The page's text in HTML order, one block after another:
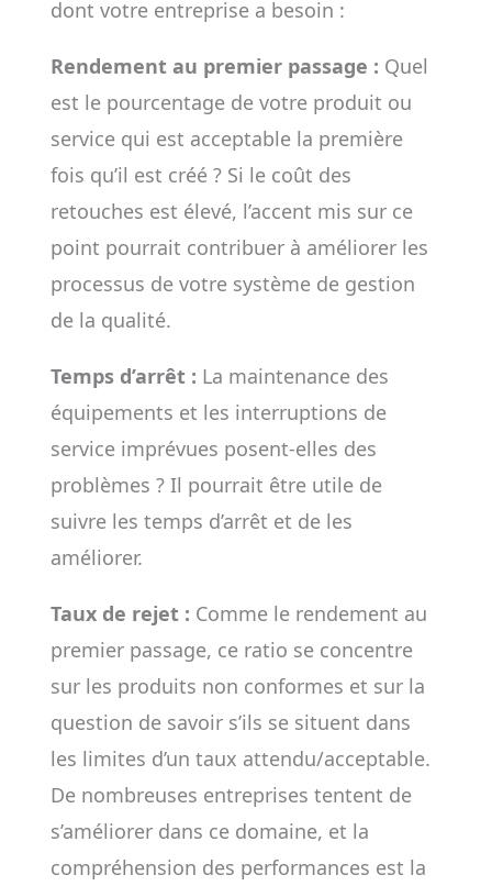
dont votre entreprise a besoin :
Rendement au premier passage : Quel
est le pourcentage de votre produit ou
service qui est acceptable la première
fois qu’il est créé ? Si le coût des
retouches est élevé, l’accent mis sur ce
point pourrait contribuer à améliorer les
processus de votre système de gestion
de la qualité.
Temps d’arrêt : La maintenance des
équipements et les interruptions de
service imprévues posent-elles des
problèmes ? Il pourrait être utile de
suivre les temps d’arrêt et de les
améliorer.
Taux de rejet : Comme le rendement au
premier passage, ce ratio se concentre
sur les produits non conformes et sur la
question de savoir s’ils se situent dans
les limites d’un taux attendu/acceptable.
De nombreuses entreprises tentent de
s’améliorer dans ce domaine, et la
compréhension des performances est la